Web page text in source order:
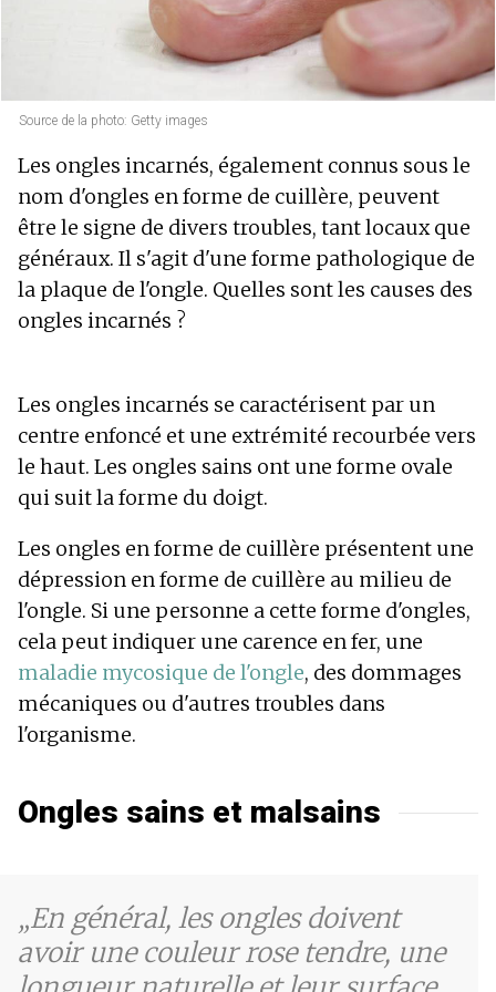
Source de la photo: Getty images
Les ongles incarnés, également connus sous le
nom d'ongles en forme de cuillère, peuvent
être le signe de divers troubles, tant locaux que
généraux. Il s'agit d'une forme pathologique de
la plaque de l'ongle. Quelles sont les causes des
ongles incarnés ?
Les ongles incarnés se caractérisent par un
centre enfoncé et une extrémité recourbée vers
le haut. Les ongles sains ont une forme ovale
qui suit la forme du doigt.
Les ongles en forme de cuillère présentent une
dépression en forme de cuillère au milieu de
l'ongle. Si une personne a cette forme d'ongles,
cela peut indiquer une carence en fer, une
maladie mycosique de l'ongle, des dommages
mécaniques ou d'autres troubles dans
l'organisme.
Ongles sains et malsains
En général, les ongles doivent
avoir une couleur rose tendre, une